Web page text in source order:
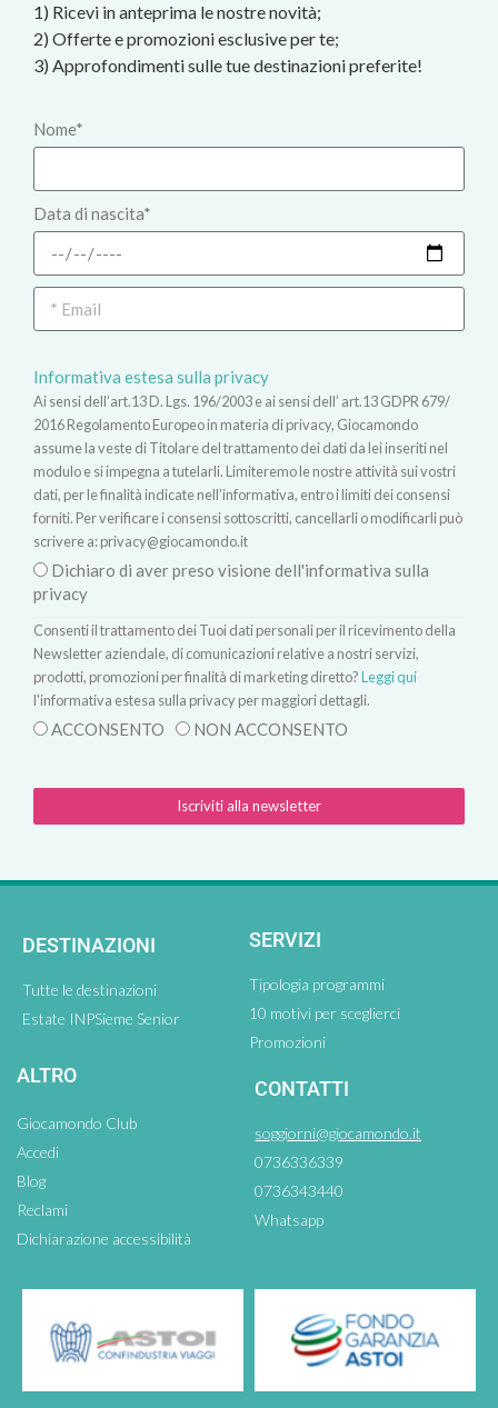
1) Ricevi in anteprima le nostre novità;
2) Offerte e promozioni esclusive per te;
3) Approfondimenti sulle tue destinazioni preferite!
Nome*
Data di nascita*
Informativa estesa sulla privacy
Ai sensi dell’art.13 D. Lgs. 196/2003 e ai sensi dell’ art.13 GDPR 679/
2016 Regolamento Europeo in materia di privacy, Giocamondo
assume la veste di Titolare del trattamento dei dati da lei inseriti nel
modulo e si impegna a tutelarli. Limiteremo le nostre attività sui vostri
dati, per le finalità indicate nell’informativa, entro i limiti dei consensi
forniti. Per verificare i consensi sottoscritti, cancellarli o modificarli può
scrivere a:privacy@giocamondo.it
Dichiaro di aver preso visione dell'informativa sulla
privacy
Consenti il trattamento dei Tuoi dati personali per il ricevimento della
Newsletter aziendale, di comunicazioni relative a nostri servizi,
prodotti, promozioni per finalità di marketing diretto?Leggi qui
l'informativa estesa sulla privacy per maggiori dettagli.
ACCONSENTO NON ACCONSENTO
Iscriviti alla newsletter
DESTINAZIONI
Tutte le destinazioni
Estate INPSieme Senior
SERVIZI
Tipologia programmi
10 motivi per sceglierci
Promozioni
ALTRO
Giocamondo Club
Accedi
Blog
Reclami
Dichiarazione accessibilità
CONTATTI
soggiorni@giocamondo.it
0736336339
0736343440
Whatsapp